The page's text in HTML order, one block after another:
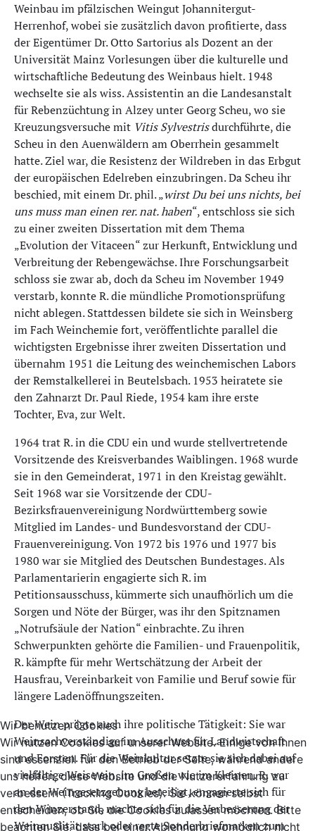
Weinbau im pfälzischen Weingut Johannitergut-
Herrenhof, wobei sie zusätzlich davon profitierte, dass
der Eigentümer Dr. Otto Sartorius als Dozent an der
Universität Mainz Vorlesungen über die kulturelle und
wirtschaftliche Bedeutung des Weinbaus hielt. 1948
wechselte sie als wiss. Assistentin an die Landesanstalt
für Rebenzüchtung in Alzey unter Georg Scheu, wo sie
Kreuzungsversuche mit Vitis Sylvestrisdurchführte, die
Scheu in den Auenwäldern am Oberrhein gesammelt
hatte. Ziel war, die Resistenz der Wildreben in das Erbgut
der europäischen Edelreben einzubringen. Da Scheu ihr
beschied, mit einem Dr. phil. „wirst Du bei uns nichts, bei
uns muss man einen rer. nat. haben“, entschloss sie sich
zu einer zweiten Dissertation mit dem Thema
„Evolution der Vitaceen“ zur Herkunft, Entwicklung und
Verbreitung der Rebengewächse. Ihre Forschungsarbeit
schloss sie zwar ab, doch da Scheu im November 1949
verstarb, konnte R. die mündliche Promotionsprüfung
nicht ablegen. Stattdessen bildete sie sich in Weinsberg
im Fach Weinchemie fort, veröffentlichte parallel die
wichtigsten Ergebnisse ihrer zweiten Dissertation und
übernahm 1951 die Leitung des weinchemischen Labors
der Remstalkellerei in Beutelsbach. 1953 heiratete sie
den Zahnarzt Dr. Paul Riede, 1954 kam ihre erste
Tochter, Eva, zur Welt.
1964 trat R. in die CDU ein und wurde stellvertretende
Vorsitzende des Kreisverbandes Waiblingen. 1968 wurde
sie in den Gemeinderat, 1971 in den Kreistag gewählt.
Seit 1968 war sie Vorsitzende der CDU-
Bezirksfrauenvereinigung Nordwürttemberg sowie
Mitglied im Landes- und Bundesvorstand der CDU-
Frauenvereinigung. Von 1972 bis 1976 und 1977 bis
1980 war sie Mitglied des Deutschen Bundestages. Als
Parlamentarierin engagierte sich R. im
Petitionsausschuss, kümmerte sich unaufhörlich um die
Sorgen und Nöte der Bürger, was ihr den Spitznamen
„Notrufsäule der Nation“ einbrachte. Zu ihren
Schwerpunkten gehörte die Familien- und Frauenpolitik,
R. kämpfte für mehr Wertschätzung der Arbeit der
Hausfrau, Vereinbarkeit von Familie und Beruf sowie für
längere Ladenöffnungszeiten.
Der Wein prägte auch ihre politische Tätigkeit: Sie war
Weinsachverständige im Ausschuss für Landwirtschaft
und Forsten. Für die Weinkultur setzte sie sich dabei auf
vielfältige Weise ein, im Großen wie im Kleinen. R. war
an der Weingesetzgebung beteiligt, engagierte sich für
den Winzerstand, machte sich für die Verbesserung der
Weinqualität stark oder regte Sonderbriefmarken zum
Wir benutzen Cookies
Wir nutzen Cookies auf unserer Website. Einige von ihnen
sind essenziell für den Betrieb der Seite, während andere
uns helfen, diese Website und die Nutzererfahrung zu
verbessern (Tracking Cookies). Sie können selbst
entscheiden, ob Sie die Cookies zulassen möchten. Bitte
beachten Sie, dass bei einer Ablehnung womöglich nicht